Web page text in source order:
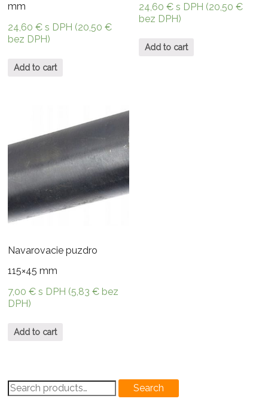
mm
24,60€ s DPH (20,50€
bez DPH)
Add to cart
24,60€ s DPH (20,50€
bez DPH)
Add to cart
Navarovacie puzdro
115×45 mm
7,00€ s DPH (5,83€ bez
DPH)
Add to cart
Search
for:
Search